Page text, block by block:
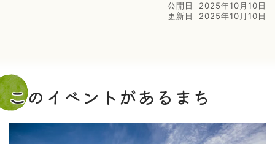
公開日
2025年10月10日
更新日
2025年10月10日
このイベントがあるまち